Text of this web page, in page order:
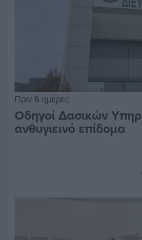
Πριν 6 ημέρες
Οδηγοί Δασικών
ανθυγιεινό επίδομα